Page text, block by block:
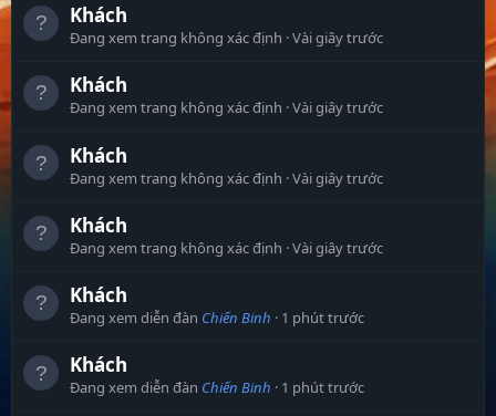
Khách
Đang xem trang không xác định Vài giây trước
Khách
Đang xem trang không xác định Vài giây trước
Khách
Đang xem trang không xác định Vài giây trước
Khách
Đang xem trang không xác định Vài giây trước
Khách
Đang xem diễn đàn Chiến Binh 1 phút trước
Khách
Đang xem diễn đàn Chiến Binh 1 phút trước